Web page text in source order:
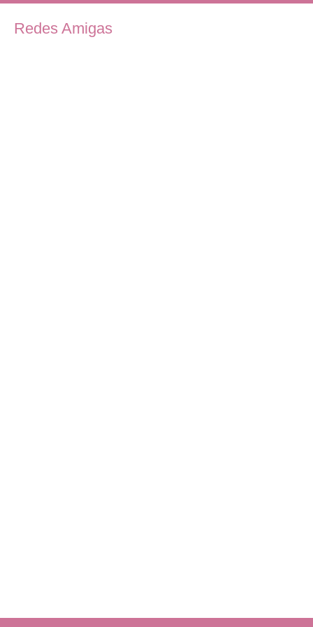
Redes Amigas